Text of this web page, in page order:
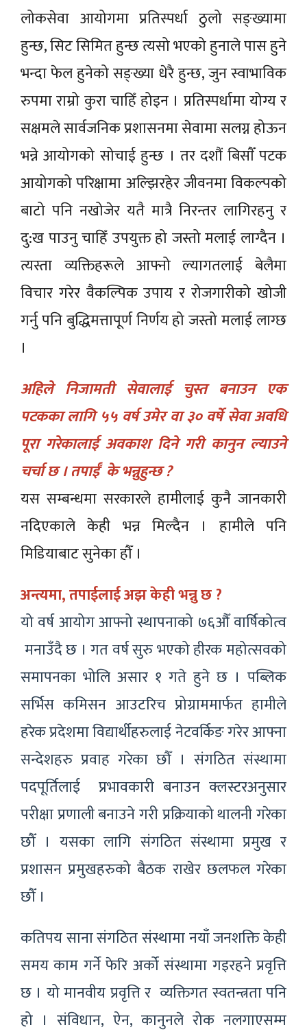
लोकसेवा आयोगमा प्रतिस्पर्धा ठुलो सङ्ख्यामा
हुन्छ, सिट सिमित हुन्छ त्यसो भएको हुनाले पास हुने
भन्दा फेल हुनेको सङ्ख्या धेरै हुन्छ, जुन स्वाभाविक
रुपमा राम्रो कुरा चाहिँ होइन । प्रतिस्पर्धामा योग्य र
सक्षमले सार्वजनिक प्रशासनमा सेवामा सलग्न होऊन
भन्ने आयोगको सोचाई हुन्छ । तर दशौं बिसाैँ पटक
आयोगको परिक्षामा अल्झिरहेर जीवनमा विकल्पको
बाटो पनि नखोजेर यतै मात्रै निरन्तर लागिरहनु र
दु:ख पाउनु चाहिँ उपयुक्त हो जस्तो मलाई लाग्दैन ।
त्यस्ता व्यक्तिहरूले आफ्नो ल्यागतलाई बेलैमा
विचार गरेर वैकल्पिक उपाय र रोजगारीको खोजी
गर्नु पनि बुद्धिमत्तापूर्ण निर्णय हो जस्तो मलाई लाग्छ
।
अहिले निजामती सेवालाई चुस्त बनाउन एक
पटकका लागि ५५ वर्ष उमेर वा ३० वर्षे सेवा अवधि
पूरा गरेकालाई अवकाश दिने गरी कानुन ल्याउने
चर्चा छ । तपाईँ के भन्नुहुन्छ ?
यस सम्बन्धमा सरकारले हामीलाई कुनै जानकारी
नदिएकाले केही भन्न मिल्दैन । हामीले पनि
मिडियाबाट सुनेका हौँ ।
अन्त्यमा, तपाईलाई अझ केही भन्नु छ ?
यो वर्ष आयोग आफ्नो स्थापनाको ७६औँ वार्षिकोत्व
मनाउँदै छ । गत वर्ष सुरु भएको हीरक महोत्सवको
समापनका भोलि असार १ गते हुने छ । पब्लिक
सर्भिस कमिसन आउटरिच प्रोग्राममार्फत हामीले
हरेक प्रदेशमा विद्यार्थीहरुलाई नेटवर्किङ गरेर आफ्ना
सन्देशहरु प्रवाह गरेका छौँ । संगठित संस्थामा
पदपूर्तिलाई प्रभावकारी बनाउन क्लस्टरअनुसार
परीक्षा प्रणाली बनाउने गरी प्रक्रियाको थालनी गरेका
छौँ । यसका लागि संगठित संस्थामा प्रमुख र
प्रशासन प्रमुखहरुको बैठक राखेर छलफल गरेका
छौँ ।
कतिपय साना संगठित संस्थामा नयाँ जनशक्ति केही
समय काम गर्ने फेरि अर्को संस्थामा गइरहने प्रवृत्ति
छ । यो मानवीय प्रवृत्ति र व्यक्तिगत स्वतन्त्रता पनि
हो । संविधान, ऐन, कानुनले रोक नलगाएसम्म